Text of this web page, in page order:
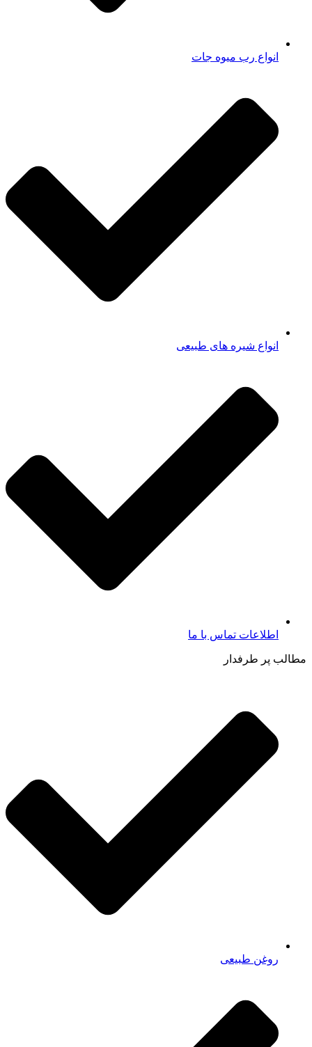
انواع رب میوه جات
انواع شیره های طبیعی
اطلاعات تماس با ما​
مطالب پر طرفدار
روغن طبیعی